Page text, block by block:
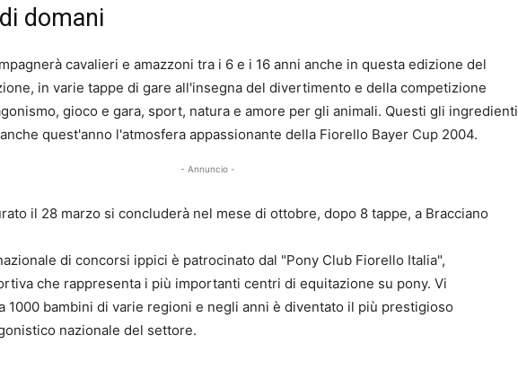
domani
cavalieri e amazzoni tra i 6 e i 16 anni anche in questa edizione del
in varie tappe di gare all'insegna del divertimento e della competizione
gioco e gara, sport, natura e amore per gli animali. Questi gli ingredienti
quest'anno l'atmosfera appassionante della Fiorello Bayer Cup 2004.
- Annuncio -
il 28 marzo si concluderà nel mese di ottobre, dopo 8 tappe, a Bracciano
di concorsi ippici è patrocinato dal "Pony Club Fiorello Italia",
che rappresenta i più importanti centri di equitazione su pony. Vi
1000 bambini di varie regioni e negli anni è diventato il più prestigioso
nazionale del settore.